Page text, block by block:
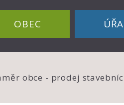
OBEC
obce - prodej